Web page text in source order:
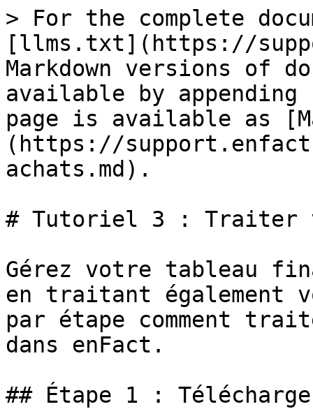
> For the complete
[llms.txt](https://
Markdown versions of
available by
page is available as
(https://
achats.md).
# Tutoriel 3 : Traiter
Gérez votre tableau
en traitant également
par étape comment
dans enFact.
## Étape 1 :